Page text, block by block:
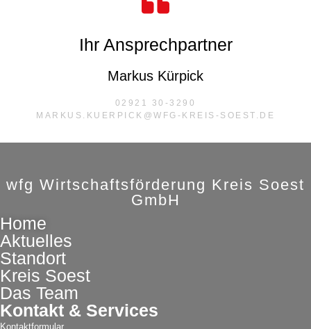
Ihr Ansprechpartner
Markus Kürpick
02921 30-3290
MARKUS.KUERPICK@WFG-KREIS-SOEST.DE
wfg Wirtschaftsförderung Kreis Soest
GmbH
Home
Aktuelles
Standort
Kreis Soest
Das Team
Kontakt & Services
Kontaktformular